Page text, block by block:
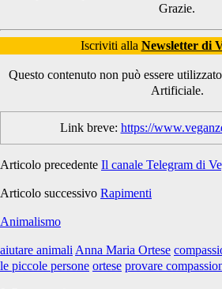
Grazie.
Iscriviti alla Newsletter di
Questo contenuto non può essere
Artificiale.
Link breve: https://
Articolo precedente Il canale Telegram di
Articolo successivo Rapimenti
Animalismo
aiutare animali Anna Maria Ortese
le piccole persone ortese provare